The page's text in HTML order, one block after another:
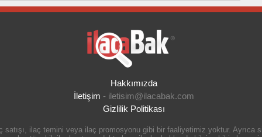
Hakkımızda
İletişim - iletisim@ilacabak.com
Gizlilik Politikası
ilaç temini veya ilaç promosyonu gibi bir faaliyetimiz yoktur. Ayrıca